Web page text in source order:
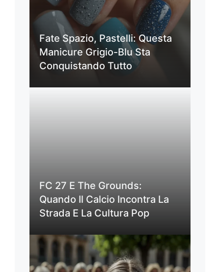
Fate Spazio, Pastelli: Questa
Manicure Grigio-Blu Sta
Conquistando Tutto
FC 27 E The Grounds:
Quando Il Calcio Incontra La
Strada E La Cultura Pop